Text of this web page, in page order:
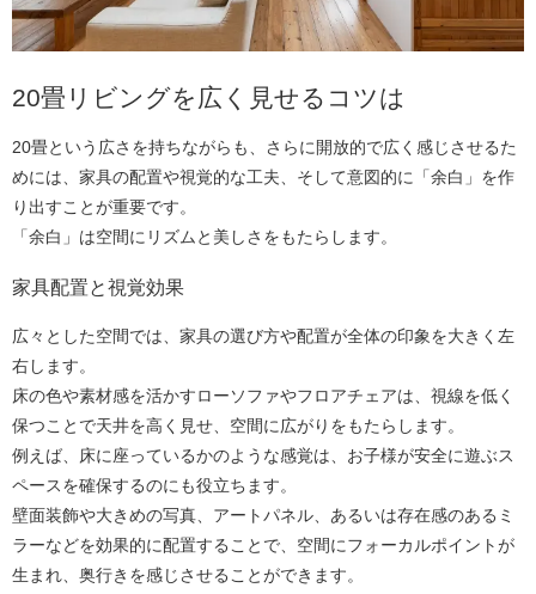
20畳リビングを広く見せるコツは
20畳という広さを持ちながらも、さらに開放的で広く感じさせるた
めには、家具の配置や視覚的な工夫、そして意図的に「余白」を作
り出すことが重要です。
「余白」は空間にリズムと美しさをもたらします。
家具配置と視覚効果
広々とした空間では、家具の選び方や配置が全体の印象を大きく左
右します。
床の色や素材感を活かすローソファやフロアチェアは、視線を低く
保つことで天井を高く見せ、空間に広がりをもたらします。
例えば、床に座っているかのような感覚は、お子様が安全に遊ぶス
ペースを確保するのにも役立ちます。
壁面装飾や大きめの写真、アートパネル、あるいは存在感のあるミ
ラーなどを効果的に配置することで、空間にフォーカルポイントが
生まれ、奥行きを感じさせることができます。